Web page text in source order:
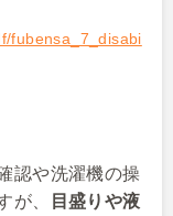
fubensa_7_disabi
認や洗濯機の操
が、
目盛りや液